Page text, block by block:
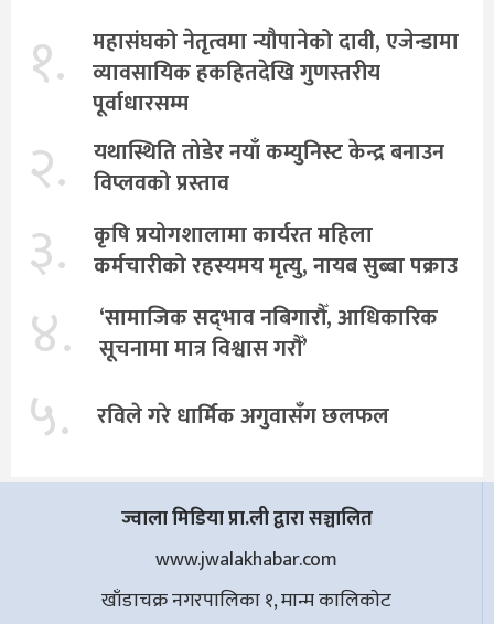
१.
महासंघको नेतृत्वमा न्यौपानेको दावी, एजेन्डामा
व्यावसायिक हकहितदेखि गुणस्तरीय
पूर्वाधारसम्म
२.
यथास्थिति तोडेर नयाँ कम्युनिस्ट केन्द्र बनाउन
विप्लवको प्रस्ताव
३.
कृषि प्रयोगशालामा कार्यरत महिला
कर्मचारीको रहस्यमय मृत्यु, नायब सुब्बा पक्राउ
४.
‘सामाजिक सद्‌भाव नबिगारौँ, आधिकारिक
सूचनामा मात्र विश्वास गरौँ’
५. रविले गरे धार्मिक अगुवासँग छलफल
ज्वाला मिडिया प्रा.ली द्वारा सञ्चालित
www.jwalakhabar.com
खाँडाचक्र नगरपालिका १, मान्म कालिकाेट